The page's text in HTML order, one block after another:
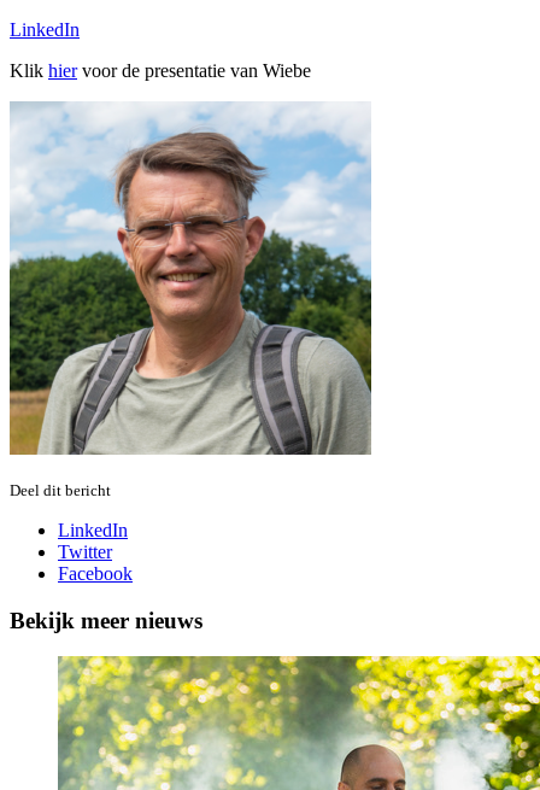
LinkedIn
Klik hiervoor de presentatie van Wiebe
Deel dit bericht
LinkedIn
Twitter
Facebook
Bekijk meer nieuws